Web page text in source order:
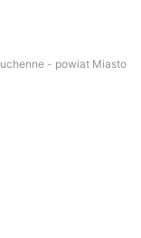
- powiat Miasto